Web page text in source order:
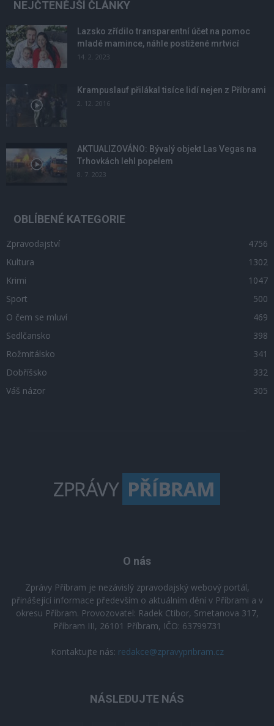
NEJČTENĚJŠÍ ČLÁNKY
Lazsko zřídilo transparentní účet na pomoc
mladé mamince, náhle postižené mrtvicí
14. 2. 2023
Krampuslauf přilákal tisíce lidí nejen z Příbrami
2. 12. 2016
AKTUALIZOVÁNO: Bývalý objekt Las Vegas na
Trhovkách lehl popelem
8. 7. 2023
OBLÍBENÉ KATEGORIE
Zpravodajství
4756
Kultura
1302
Krimi
1047
Sport
500
O čem se mluví
469
Sedlčansko
398
Rožmitálsko
341
Dobříšsko
332
Váš názor
305
O nás
Zprávy Příbram je nezávislý zpravodajský webový portál,
přinášející informace především o aktuálním dění v Příbrami a v
okresu Příbram. Provozovatel: Radek Ctibor, Smetanova 317,
Příbram III, 26101 Příbram, IČO: 63799731
Kontaktujte nás: redakce@zpravypribram.cz
NÁSLEDUJTE NÁS